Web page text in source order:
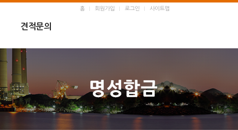
홈 회원가입 로그인 사이트맵
견적문의